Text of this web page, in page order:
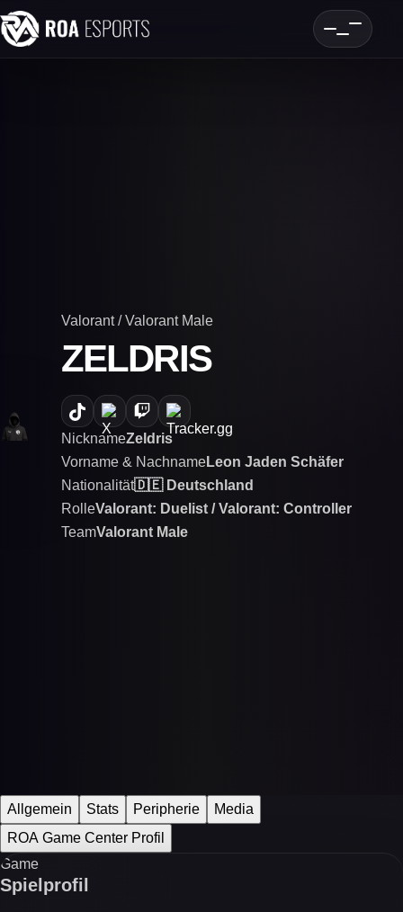
Valorant / Valorant Male
ZELDRIS
NicknameZeldris
Vorname & NachnameLeon Jaden Schäfer
Nationalität🇩🇪 Deutschland
RolleValorant: Duelist / Valorant: Controller
TeamValorant Male
Allgemein Stats Peripherie
Media
ROA Game Center Profil
Game
Spielprofil